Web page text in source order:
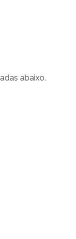
abaixo.